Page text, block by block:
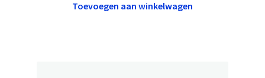
Toevoegen aan winkelwagen